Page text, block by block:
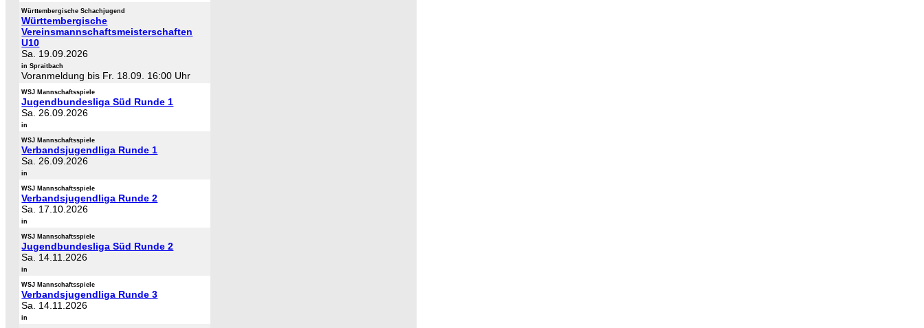
Württembergische Schachjugend
Württembergische
Vereinsmannschaftsmeisterschaften
U10
Sa. 19.09.2026
in Spraitbach
Voranmeldung bis Fr. 18.09. 16:00 Uhr
WSJ Mannschaftsspiele
Jugendbundesliga Süd Runde 1
Sa. 26.09.2026
in
WSJ Mannschaftsspiele
Verbandsjugendliga Runde 1
Sa. 26.09.2026
in
WSJ Mannschaftsspiele
Verbandsjugendliga Runde 2
Sa. 17.10.2026
in
WSJ Mannschaftsspiele
Jugendbundesliga Süd Runde 2
Sa. 14.11.2026
in
WSJ Mannschaftsspiele
Verbandsjugendliga Runde 3
Sa. 14.11.2026
in